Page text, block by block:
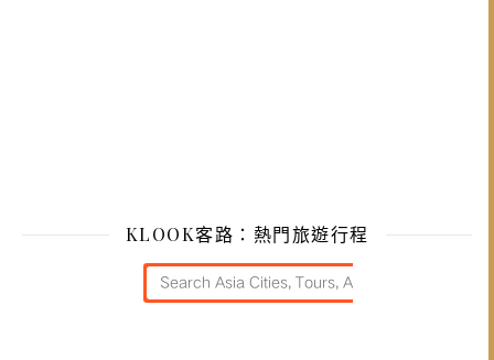
KLOOK客路：熱門旅遊行程